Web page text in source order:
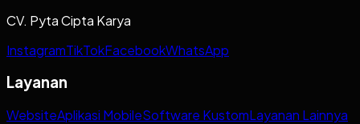
CV. Pyta Cipta Karya
InstagramTikTokFacebookWhatsApp
Layanan
WebsiteAplikasi MobileSoftware KustomLayanan Lainnya